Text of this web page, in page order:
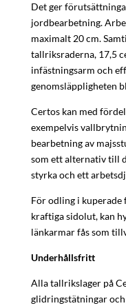
Det ger
jordbearbetning.
maximalt 20 cm.
tallriksraderna, 17,5
infästningsarm och
genomsläppligheten
Certos kan med
exempelvis
bearbetning av
som ett alternativ till
styrka och ett
För odling i kuperade
kraftiga sidolut, kan
länkarmar fås som
Underhållsfritt
Alla tallrikslager på
glidringstätningar